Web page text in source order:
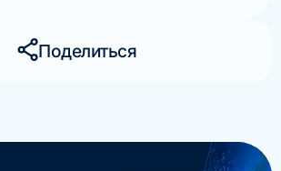
Поделиться